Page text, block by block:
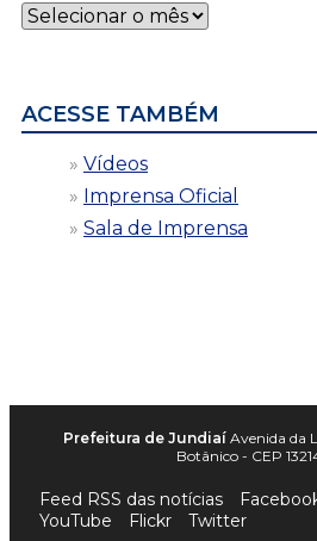
Notícias
por
ACESSE TAMBÉM
Vídeos
Imprensa Oficial
Sala de Imprensa
Prefeitura de Jundiaí Avenida da
Botânico - CEP
Feed RSS das notícias
YouTube
Flickr Twitter